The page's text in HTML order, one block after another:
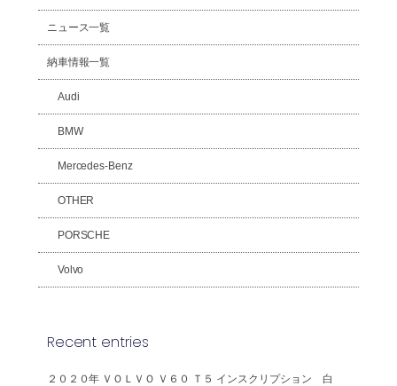
ニュース一覧
納車情報一覧
Audi
BMW
Mercedes-Benz
OTHER
PORSCHE
Volvo
Recent entries
２０２０年 ＶＯＬＶＯ Ｖ６０ Ｔ５ インスクリプション 白